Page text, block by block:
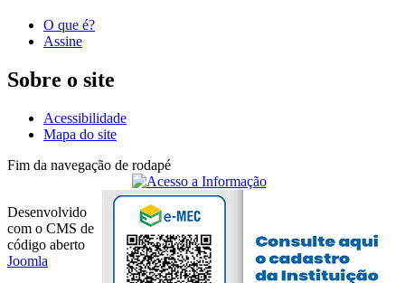
O que é?
Assine
Sobre o site
Acessibilidade
Mapa do site
Fim da navegação de rodapé
Desenvolvido
com o CMS de
código aberto
Joomla